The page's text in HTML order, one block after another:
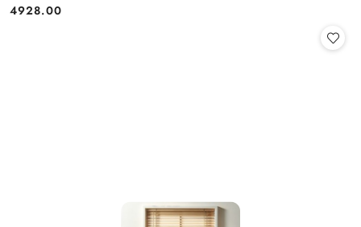
Cena:
4928.00